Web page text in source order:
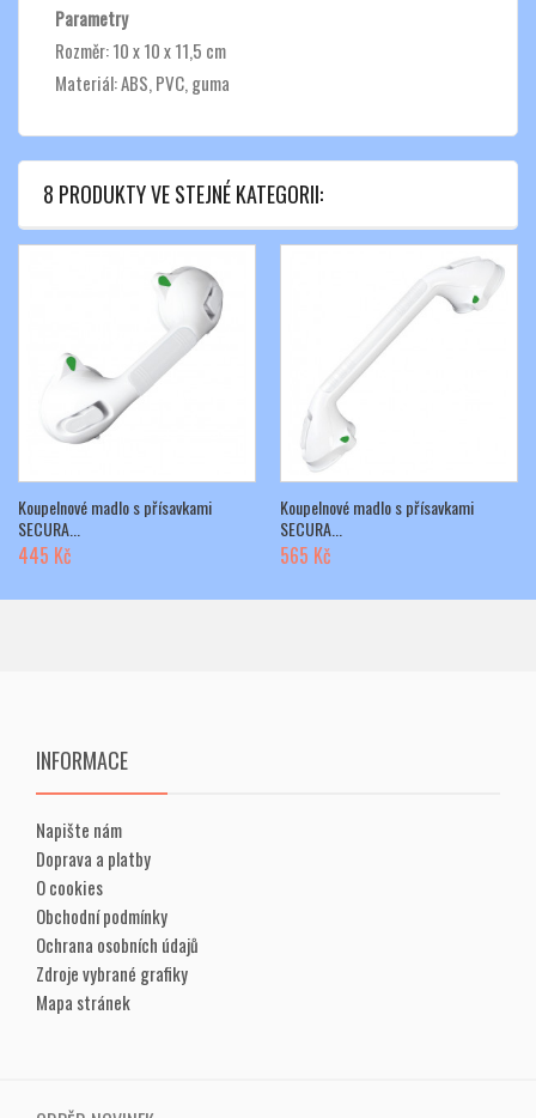
Parametry
Rozměr: 10 x 10 x 11,5 cm
Materiál: ABS, PVC, guma
8 PRODUKTY VE STEJNÉ KATEGORII:
Koupelnové madlo s přísavkami
SECURA...
445 Kč
Koupelnové madlo s přísavkami
SECURA...
565 Kč
INFORMACE
Napište nám
Doprava a platby
O cookies
Obchodní podmínky
Ochrana osobních údajů
Zdroje vybrané grafiky
Mapa stránek